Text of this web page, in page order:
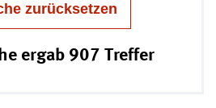
zurücksetzen
ergab 907 Treffer